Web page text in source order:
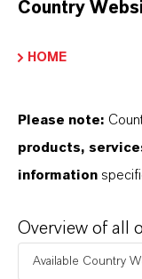
stehen für
finden Sie gleich
LANXESS der
Country
HOME
Please note:
products,
information
Overview of all
Available Country